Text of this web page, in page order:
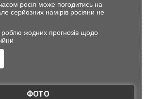
росія може погодитись на
серйозних намірів росіяни не
жодних прогнозів щодо
ФОТО